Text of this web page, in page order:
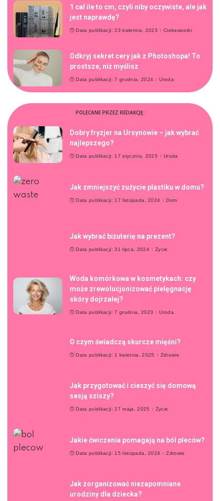
1 cal ile to cm, czyli niby oczywiste, ale jak
jest naprawdę?
Data publikacji: 23 kwietnia, 2023 Ciekawostki
Odkryj sekret cery jak z Photoshopa! To
prostsze, niż myślisz
Data publikacji: 7 grudnia, 2024 Uroda
POLECANE PRZEZ REDAKCJĘ:
Dobry fryzjer na Ursynowie – jak wybrać
najlepszego?
Data publikacji: 17 stycznia, 2025 Uroda
Jak zmniejszyć zużycie plastiku w domu?
Data publikacji: 17 listopada, 2024 Dom
Jak wybrać biżuterię na prezent?
Data publikacji: 31 lipca, 2024 Życie
Woda komórkowa w kosmetykach: czy
może zrewolucjonizować pielęgnację
skóry dojrzałej?
Data publikacji: 7 grudnia, 2023 Uroda
O czym świadczą skurcze mięśni?
Data publikacji: 1 kwietnia, 2025 Zdrowie
Jak przygotować i cieszyć się domową
sesją sziszy?
Data publikacji: 27 maja, 2025 Życie
Jakie ćwiczenia pomagają na ból pleców?
Data publikacji: 15 listopada, 2024 Zdrowie
Jak zorganizować niezapomniane
urodziny dla dziecka?